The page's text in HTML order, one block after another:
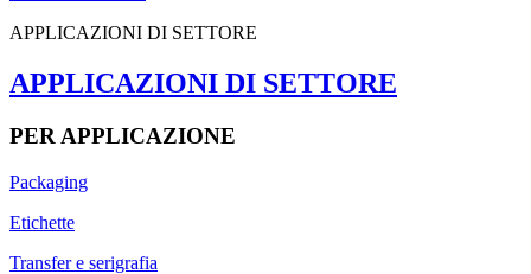
APPLICAZIONI DI SETTORE
APPLICAZIONI DI SETTORE
PER APPLICAZIONE
Packaging
Etichette
Transfer e serigrafia